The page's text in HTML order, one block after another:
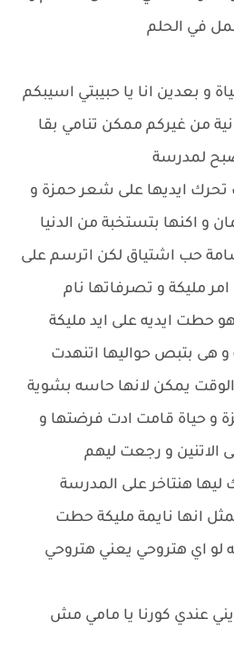
في الحلم
و بعدين انا يا حبيبتي اسيبكم
من غيركم ممكن تنامي بقا
لمدرسة
ايديها على شعر حمزة و
و اكنها بتستخبة من الدنيا
حب اشتياق لكن اترسم على
مليكة و تصرفاتها نام
حطت ايديه على ايد مليكة
هى بتبص حواليها اتنهدت
يمكن لانها حاسه بشوية
و حياة قامت ادت فرضتها و
و رجعت ليهم
هنتاخر على المدرسة
انها نايمة مليكة حطت
لو اي هتروحي يعني هتروحي
عندي كورنا يا مامي مش